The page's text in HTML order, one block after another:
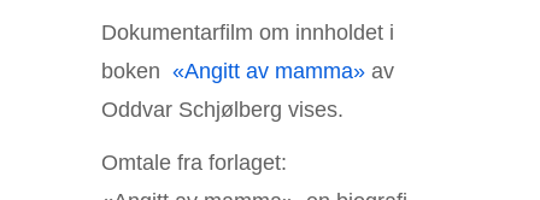
Dokumentarfilm om innholdet i
boken «Angitt av mamma» av
Oddvar Schjølberg vises.
Omtale fra forlaget: